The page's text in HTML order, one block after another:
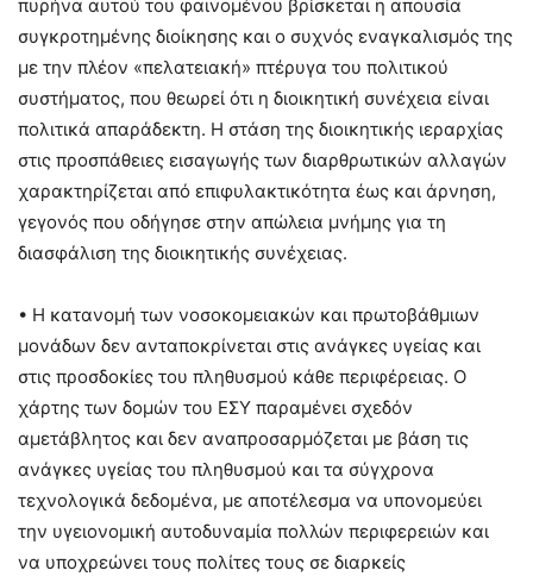
πυρήνα αυτού του φαινομένου βρίσκεται η απουσία
συγκροτημένης διοίκησης και ο συχνός εναγκαλισμός της
με την πλέον «πελατειακή» πτέρυγα του πολιτικού
συστήματος, που θεωρεί ότι η διοικητική συνέχεια είναι
πολιτικά απαράδεκτη. Η στάση της διοικητικής ιεραρχίας
στις προσπάθειες εισαγωγής των διαρθρωτικών αλλαγών
χαρακτηρίζεται από επιφυλακτικότητα έως και άρνηση,
γεγονός που οδήγησε στην απώλεια μνήμης για τη
διασφάλιση της διοικητικής συνέχειας.
• Η κατανομή των νοσοκομειακών και πρωτοβάθμιων
μονάδων δεν ανταποκρίνεται στις ανάγκες υγείας και
στις προσδοκίες του πληθυσμού κάθε περιφέρειας. Ο
χάρτης των δομών του ΕΣΥ παραμένει σχεδόν
αμετάβλητος και δεν αναπροσαρμόζεται με βάση τις
ανάγκες υγείας του πληθυσμού και τα σύγχρονα
τεχνολογικά δεδομένα, με αποτέλεσμα να υπονομεύει
την υγειονομική αυτοδυναμία πολλών περιφερειών και
να υποχρεώνει τους πολίτες τους σε διαρκείς